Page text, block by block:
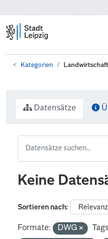
Kategorien
Datensätze
Keine
Sortieren nach
Formate: DWG